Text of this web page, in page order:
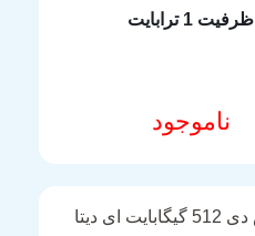
ظرفیت 1 ترابایت
ناموجود
مشخصات فنی محصول